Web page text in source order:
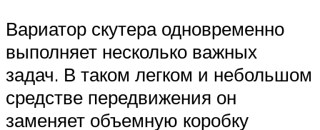
Вариатор скутера одновременно
выполняет несколько важных
задач. В таком легком и небольшом
средстве передвижения он
заменяет объемную коробку